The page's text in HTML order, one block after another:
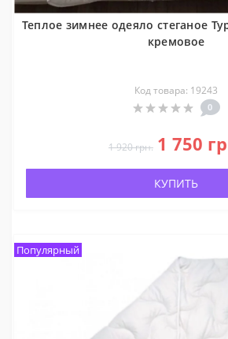
Теплое зимнее одеяло стеганое
кремовое
Код товара: 19243
0
1 920 грн. 1 750
КУПИТЬ
Популярный